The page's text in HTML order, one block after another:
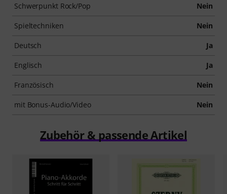
Schwerpunkt Rock/Pop Nein
Spieltechniken Nein
Deutsch Ja
Englisch Ja
Französisch Nein
mit Bonus-Audio/Video Nein
Zubehör & passende Artikel